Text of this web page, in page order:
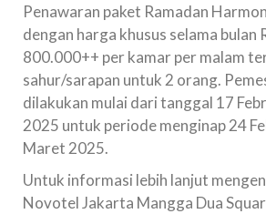
Penawaran paket Ramadan
dengan harga khusus selama bulan
800.000++ per kamar per malam
sahur/sarapan untuk 2 orang.
dilakukan mulai dari tanggal 17
2025 untuk periode menginap 24
Maret 2025.
Untuk informasi lebih lanjut
Novotel Jakarta Mangga Dua